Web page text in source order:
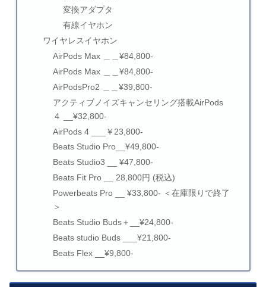
変換アダプタ
有線イヤホン
ワイヤレスイヤホン
AirPods Max ＿＿¥84,800-
AirPods Max ＿＿¥84,800-
AirPodsPro2 ＿＿¥39,800-
アクティブノイズキャンセリング搭載AirPods
４ __¥32,800-
AirPods 4 ___￥23,800-
Beats Studio Pro__¥49,800-
Beats Studio3 __ ¥47,800-
Beats Fit Pro __ 28,800円 (税込)
Powerbeats Pro __ ¥33,800- ＜在庫限りで終了
＞
Beats Studio Buds＋__¥24,800-
Beats studio Buds ___¥21,800-
Beats Flex __¥9,800-